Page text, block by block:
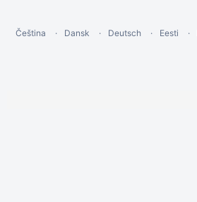
Čeština
Dansk Deutsch Eesti